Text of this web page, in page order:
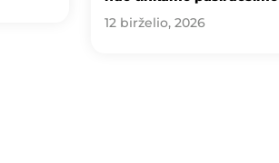
12 birželio, 2026